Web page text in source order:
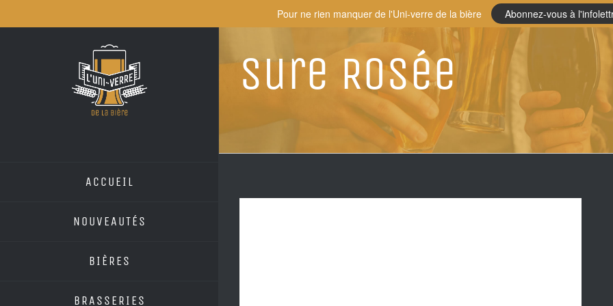
to
ACCUEIL
NOUVEAUTÉS
BIÈRES
BRASSERIES
Sure Rosée
Pour ne rien manquer de l'Uni-verre de la bière Abonnez-vous à